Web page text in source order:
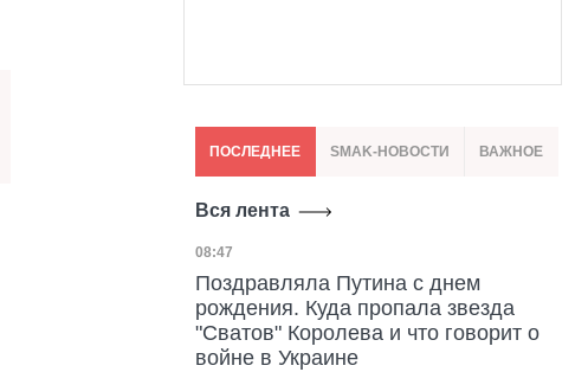
ПОСЛЕДНЕЕ SMAK-НОВОСТИ ВАЖНОЕ
Вся лента
Дата публикации
08:47
Поздравляла Путина с днем
рождения. Куда пропала звезда
"Сватов" Королева и что говорит о
войне в Украине